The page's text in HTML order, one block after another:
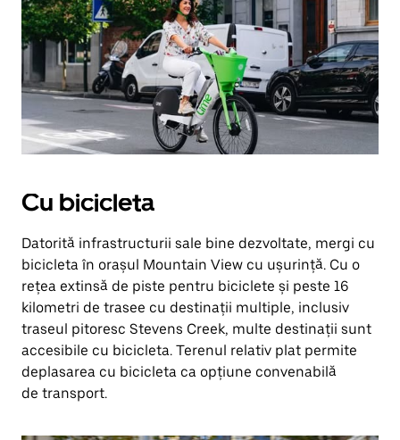
Cu bicicleta
Datorită infrastructurii sale bine dezvoltate, mergi cu
bicicleta în orașul Mountain View cu ușurință. Cu o
rețea extinsă de piste pentru biciclete și peste 16
kilometri de trasee cu destinații multiple, inclusiv
traseul pitoresc Stevens Creek, multe destinații sunt
accesibile cu bicicleta. Terenul relativ plat permite
deplasarea cu bicicleta ca opțiune convenabilă
de transport.